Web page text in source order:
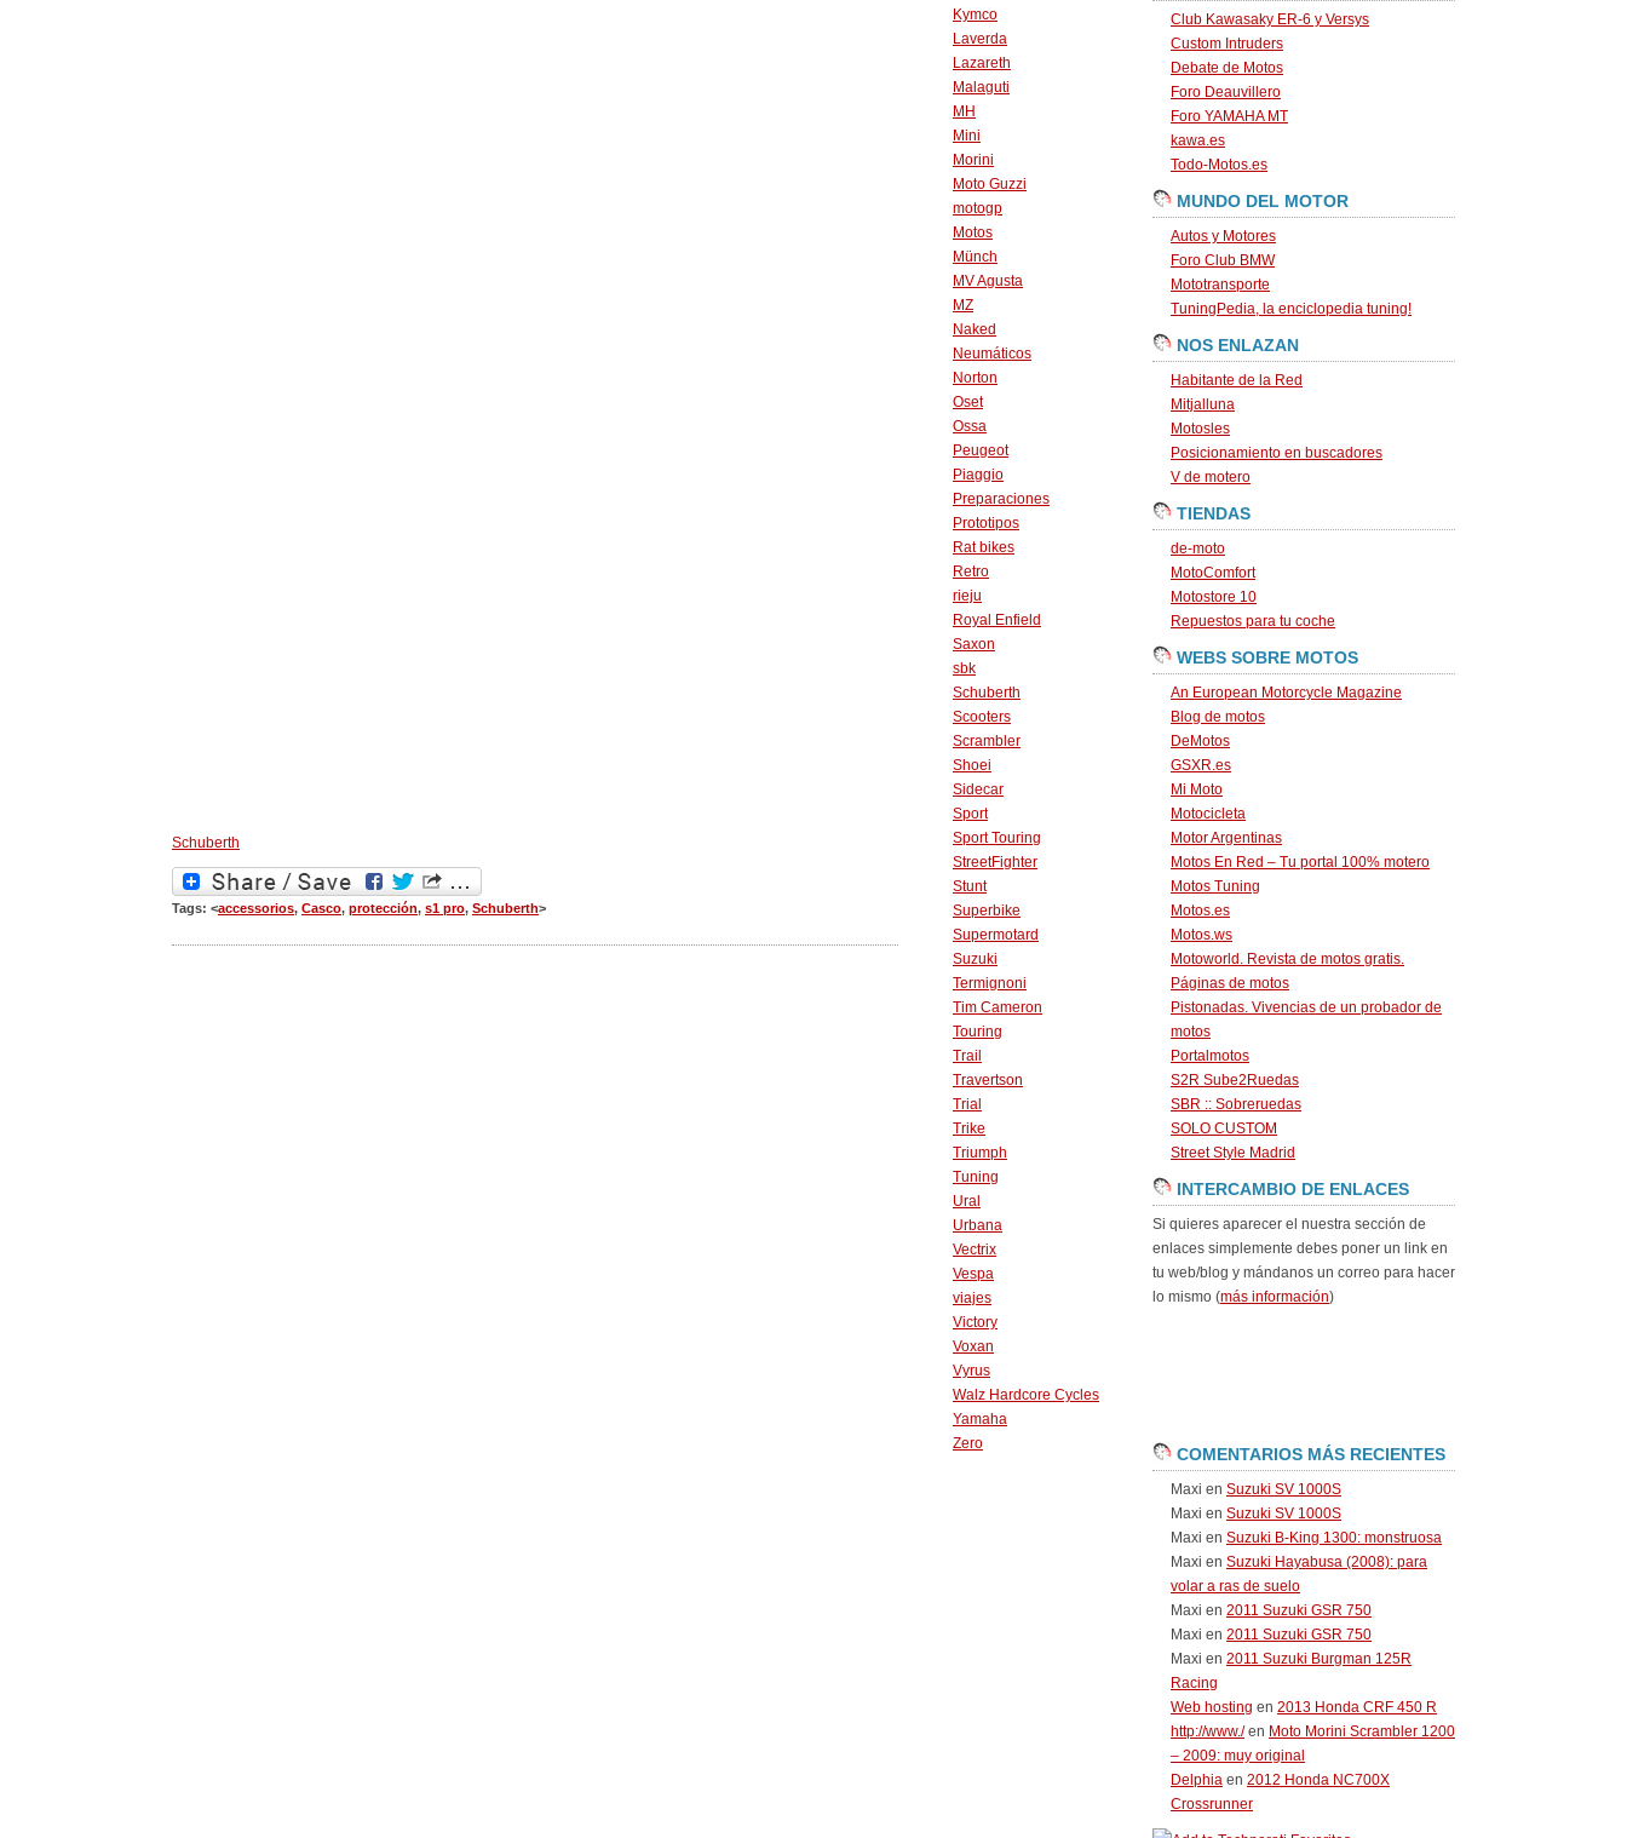
Schuberth
Tags: <accessorios, Casco, protección, s1 pro, Schuberth>
Kymco
Laverda
Lazareth
Malaguti
MH
Mini
Morini
Moto Guzzi
motogp
Motos
Münch
MV Agusta
MZ
Naked
Neumáticos
Norton
Oset
Ossa
Peugeot
Piaggio
Preparaciones
Prototipos
Rat bikes
Retro
rieju
Royal Enfield
Saxon
sbk
Schuberth
Scooters
Scrambler
Shoei
Sidecar
Sport
Sport Touring
StreetFighter
Stunt
Superbike
Supermotard
Suzuki
Termignoni
Tim Cameron
Touring
Trail
Travertson
Trial
Trike
Triumph
Tuning
Ural
Urbana
Vectrix
Vespa
viajes
Victory
Voxan
Vyrus
Walz Hardcore Cycles
Yamaha
Zero
Club Kawasaky ER-6 y Versys
Custom Intruders
Debate de Motos
Foro Deauvillero
Foro YAMAHA MT
kawa.es
Todo-Motos.es
MUNDO DEL MOTOR
Autos y Motores
Foro Club BMW
Mototransporte
TuningPedia, la enciclopedia tuning!
NOS ENLAZAN
Habitante de la Red
Mitjalluna
Motosles
Posicionamiento en buscadores
V de motero
TIENDAS
de-moto
MotoComfort
Motostore 10
Repuestos para tu coche
WEBS SOBRE MOTOS
An European Motorcycle Magazine
Blog de motos
DeMotos
GSXR.es
Mi Moto
Motocicleta
Motor Argentinas
Motos En Red – Tu portal 100% motero
Motos Tuning
Motos.es
Motos.ws
Motoworld. Revista de motos gratis.
Páginas de motos
Pistonadas. Vivencias de un probador de
motos
Portalmotos
S2R Sube2Ruedas
SBR :: Sobreruedas
SOLO CUSTOM
Street Style Madrid
INTERCAMBIO DE ENLACES
Si quieres aparecer el nuestra sección de
enlaces simplemente debes poner un link en
tu web/blog y mándanos un correo para hacer
lo mismo (más información)
COMENTARIOS MÁS RECIENTES
Maxi en Suzuki SV 1000S
Maxi en Suzuki SV 1000S
Maxi en Suzuki B-King 1300: monstruosa
Maxi en Suzuki Hayabusa (2008): para
volar a ras de suelo
Maxi en 2011 Suzuki GSR 750
Maxi en 2011 Suzuki GSR 750
Maxi en 2011 Suzuki Burgman 125R
Racing
Web hosting en 2013 Honda CRF 450 R
http://www./en Moto Morini Scrambler 1200
– 2009: muy original
Delphia en 2012 Honda NC700X
Crossrunner